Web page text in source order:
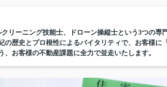
リーニング技能士、ドローン操縦士という3つの専
の歴史とプロ根性によるバイタリティで、お客様に
お客様の不動産課題に全力で並走いたします。